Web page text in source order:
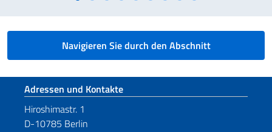
Navigieren Sie durch den Abschnitt
Fußbereich
Adressen und Kontakte
Hiroshimastr. 1
D-10785 Berlin